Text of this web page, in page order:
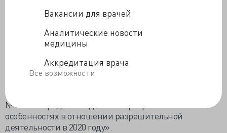
Вакансии для врачей
Аналитические новости
медицины
Аккредитация врача
Все возможности
специалиста или свидетельства об аккредитации
специалиста (при соблюдении случаев и условий из п.
приказа№ 327н). Кроме того, продолжает
действовать п. 3 приказа № 327н, согласно которому
срок действия сертификатов специалиста
продлевается на 12 месяцев при истечении срока их
Правительства Российской Федерации от 03.04.2020
№ 440 «О продлении действия разрешений и иных
особенностях в отношении разрешительной
деятельности в 2020 году».